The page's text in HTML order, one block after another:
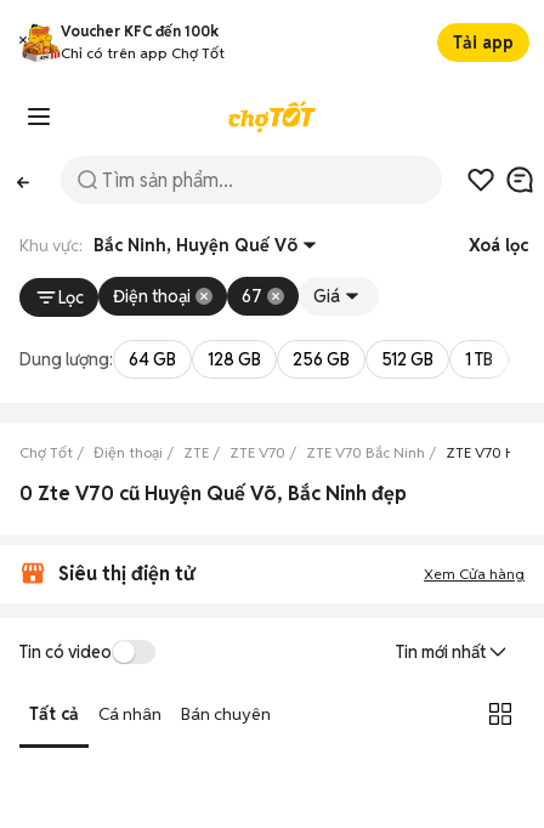
Voucher KFC đến 100k
Chỉ có trên app Chợ Tốt
Tải app
Khu vực: Bắc Ninh, Huyện Quế Võ Xoá lọc
Lọc Điện thoại 67 Giá
Dung lượng: 64 GB 128 GB 256 GB 512 GB 1 TB
Chợ Tốt Điện thoại ZTE ZTE V70 ZTE V70 Bắc Ninh ZTE V70
0 Zte V70 cũ Huyện Quế Võ, Bắc Ninh đẹp
Siêu thị điện tử Xem Cửa hàng
Tin có video Tin mới nhất
Tất cả Cá nhân Bán chuyên